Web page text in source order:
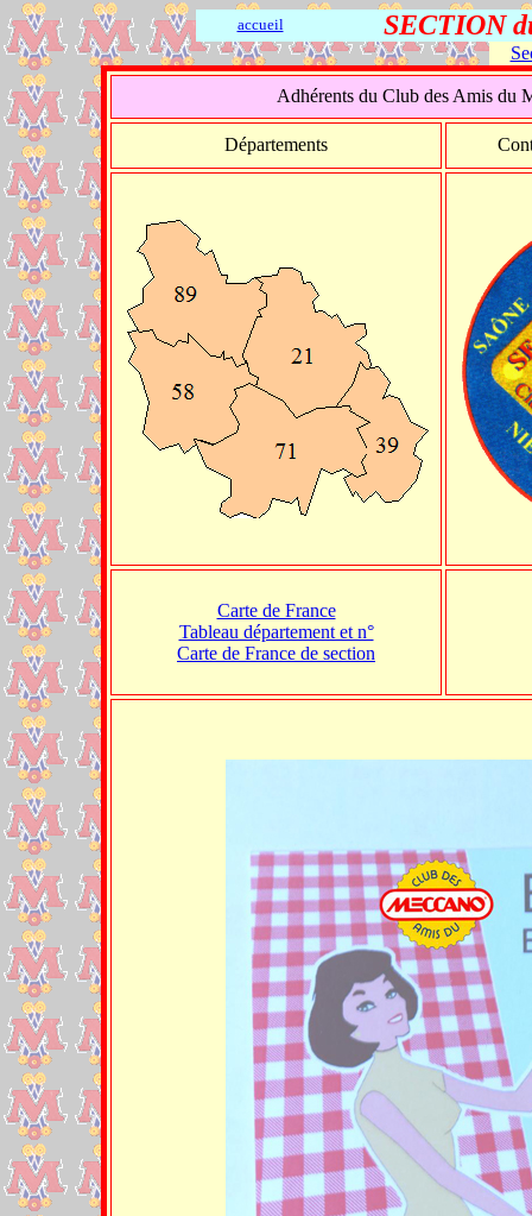
accueil SECTION
Adhérents du Club des Amis du
Départements
Carte de France
Tableau département et n°
Carte de France de section